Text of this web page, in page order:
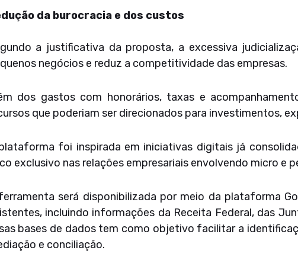
da burocracia e dos custos
a justificativa da proposta, a excessiva
negócios e reduz a competitividade das empresas.
dos gastos com honorários, taxas e
que poderiam ser direcionados para investimentos,
foi inspirada em iniciativas digitais já
exclusivo nas relações empresariais envolvendo micro e
será disponibilizada por meio da plataforma
incluindo informações da Receita Federal, das
bases de dados tem como objetivo facilitar a
e conciliação.